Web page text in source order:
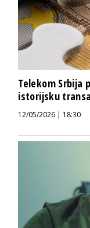
Telekom Srbija
istorijsku
12/05/2026 | 18:30